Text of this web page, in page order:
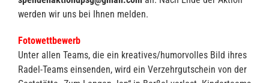
werden wir uns bei Ihnen melden.
Fotowettbewerb
Unter allen Teams, die ein kreatives/humorvolles Bild ihres
Radel-Teams einsenden, wird ein Verzehrgutschein von der